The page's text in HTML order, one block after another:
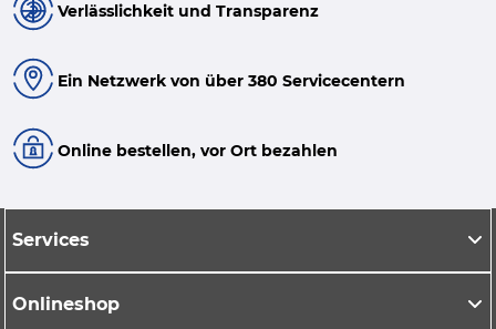
Verlässlichkeit und Transparenz
Ein Netzwerk von über 380 Servicecentern
Online bestellen, vor Ort bezahlen
Services
Onlineshop